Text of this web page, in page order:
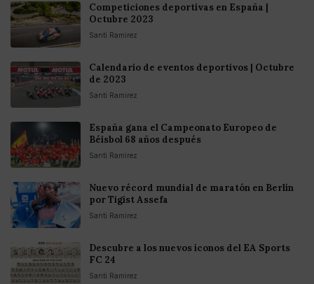
Competiciones deportivas en España |
Octubre 2023
Santi Ramirez
Calendario de eventos deportivos | Octubre
de 2023
Santi Ramirez
España gana el Campeonato Europeo de
Béisbol 68 años después
Santi Ramirez
Nuevo récord mundial de maratón en Berlín
por Tigist Assefa
Santi Ramirez
Descubre a los nuevos íconos del EA Sports
FC 24
Santi Ramirez